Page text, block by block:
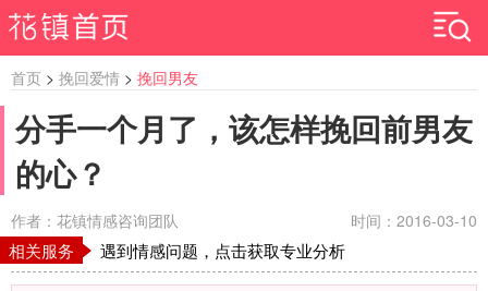
首页 > 挽回爱情 > 挽回男友
分手一个月了，该怎样挽回前男友
的心？
作者：花镇情感咨询团队 时间：2016-03-10
相关服务 遇到情感问题，点击获取专业分析